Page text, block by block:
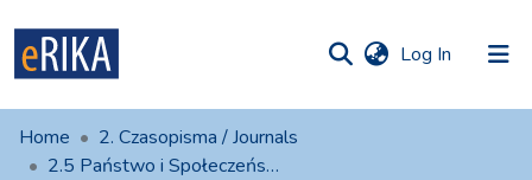
Log In (current)
UAFM
Information
Home
2. Czasopisma / Journals
2.5 Państwo i Społeczeństwo